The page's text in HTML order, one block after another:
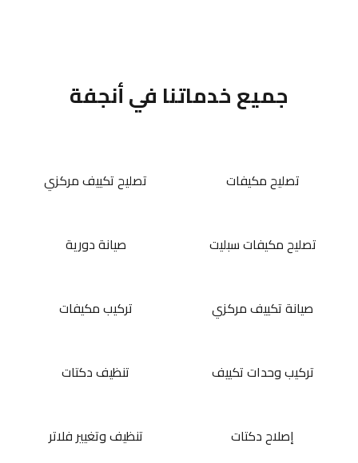
جميع خدماتنا في أنجفة
تصليح مكيفات تصليح تكييف مركزي
تصليح مكيفات سبليت صيانة دورية
صيانة تكييف مركزي تركيب مكيفات
تركيب وحدات تكييف تنظيف دكتات
إصلاح دكتات تنظيف وتغيير فلاتر